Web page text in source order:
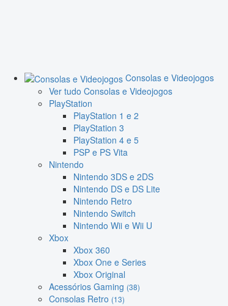
Consolas e Videojogos
Ver tudo Consolas e Videojogos
PlayStation
PlayStation 1 e 2
PlayStation 3
PlayStation 4 e 5
PSP e PS Vita
Nintendo
Nintendo 3DS e 2DS
Nintendo DS e DS Lite
Nintendo Retro
Nintendo Switch
Nintendo Wii e Wii U
Xbox
Xbox 360
Xbox One e Series
Xbox Original
Acessórios Gaming (38)
Consolas Retro (13)